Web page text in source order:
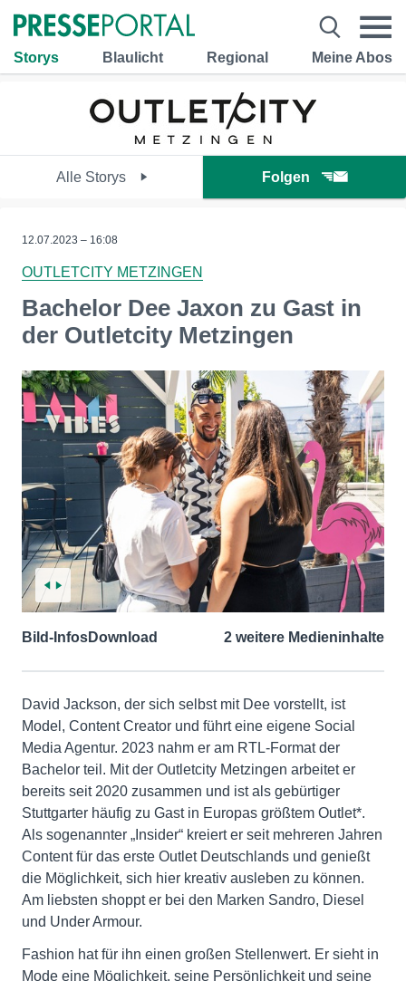
Storys Blaulicht Regional Meine Abos
Alle Storys Folgen
12.07.2023 – 16:08
OUTLETCITY METZINGEN
Bachelor Dee Jaxon zu Gast in
der Outletcity Metzingen
Bild-InfosDownload 2 weitere Medieninhalte
David Jackson, der sich selbst mit Dee vorstellt, ist
Model, Content Creator und führt eine eigene Social
Media Agentur. 2023 nahm er am RTL-Format der
Bachelor teil. Mit der Outletcity Metzingen arbeitet er
bereits seit 2020 zusammen und ist als gebürtiger
Stuttgarter häufig zu Gast in Europas größtem Outlet*.
Als sogenannter „Insider“ kreiert er seit mehreren Jahren
Content für das erste Outlet Deutschlands und genießt
die Möglichkeit, sich hier kreativ ausleben zu können.
Am liebsten shoppt er bei den Marken Sandro, Diesel
und Under Armour.
Fashion hat für ihn einen großen Stellenwert. Er sieht in
Mode eine Möglichkeit, seine Persönlichkeit und seine